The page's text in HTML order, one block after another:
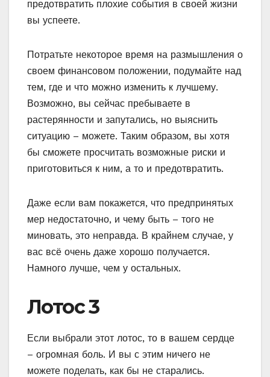
предотвратить плохие события в своей жизни
вы успеете.
Потратьте некоторое время на размышления о
своем финансовом положении, подумайте над
тем, где и что можно изменить к лучшему.
Возможно, вы сейчас пребываете в
растерянности и запутались, но выяснить
ситуацию – можете. Таким образом, вы хотя
бы сможете просчитать возможные риски и
приготовиться к ним, а то и предотвратить.
Даже если вам покажется, что предпринятых
мер недостаточно, и чему быть – того не
миновать, это неправда. В крайнем случае, у
вас всё очень даже хорошо получается.
Намного лучше, чем у остальных.
Лотос 3
Если выбрали этот лотос, то в вашем сердце
– огромная боль. И вы с этим ничего не
можете поделать, как бы не старались.